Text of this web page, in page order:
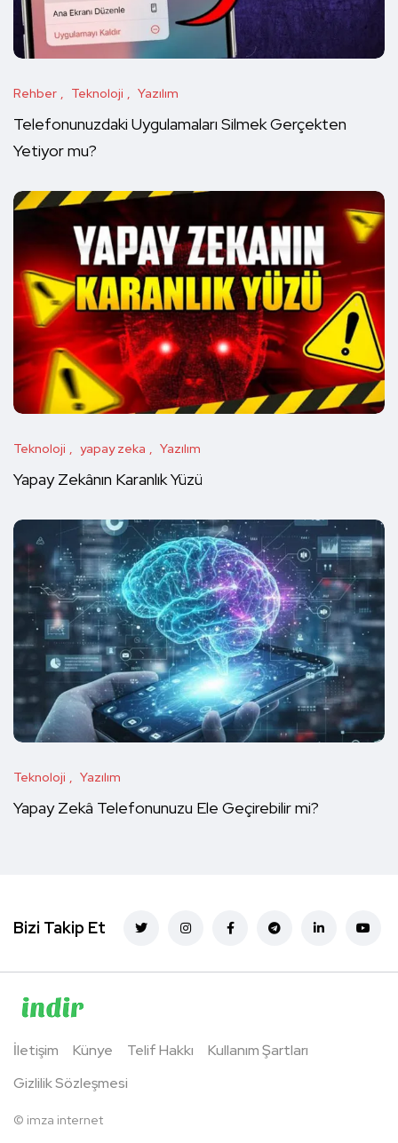
Rehber Teknoloji Yazılım
Telefonunuzdaki Uygulamaları Silmek Gerçekten
Yetiyor mu?
Teknoloji yapay zeka Yazılım
Yapay Zekânın Karanlık Yüzü
Teknoloji Yazılım
Yapay Zekâ Telefonunuzu Ele Geçirebilir mi?
Bizi Takip Et
İletişim Künye Telif Hakkı
Kullanım Şartları
Gizlilik Sözleşmesi
© imza internet